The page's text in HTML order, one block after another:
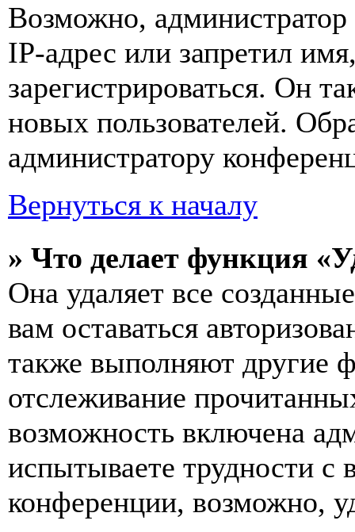
Возможно,
IP-адрес или запретил
зарегистрироваться. Он
новых пользователей.
администратору
Вернуться к началу
» Что делает функция
Она удаляет все
вам оставаться
также выполняют другие
отслеживание
возможность включена
испытываете трудности с
конференции, возможно,